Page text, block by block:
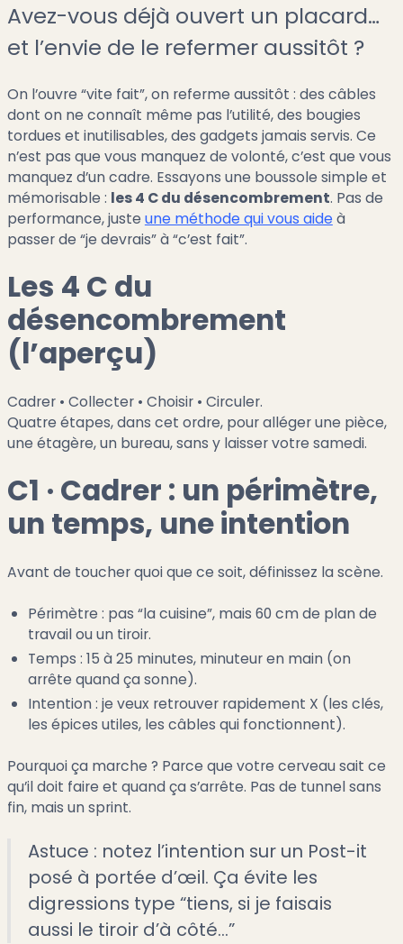
Avez-vous déjà ouvert un placard…
et l’envie de le refermer aussitôt ?
On l’ouvre “vite fait”, on referme aussitôt : des câbles
dont on ne connaît même pas l’utilité, des bougies
tordues et inutilisables, des gadgets jamais servis. Ce
n’est pas que vous manquez de volonté, c’est que vous
manquez d’un cadre. Essayons une boussole simple et
mémorisable : les 4 C du désencombrement. Pas de
performance, juste une méthode qui vous aideà
passer de “je devrais” à “c’est fait”.
Les 4 C du
désencombrement
(l’aperçu)
Cadrer • Collecter • Choisir • Circuler.
Quatre étapes, dans cet ordre, pour alléger une pièce,
une étagère, un bureau, sans y laisser votre samedi.
C1 · Cadrer : un périmètre,
un temps, une intention
Avant de toucher quoi que ce soit, définissez la scène.
Périmètre : pas “la cuisine”, mais 60 cm de plan de
travail ou un tiroir.
Temps : 15 à 25 minutes, minuteur en main (on
arrête quand ça sonne).
Intention : je veux retrouver rapidement X (les clés,
les épices utiles, les câbles qui fonctionnent).
Pourquoi ça marche ? Parce que votre cerveau sait ce
qu’il doit faire et quand ça s’arrête. Pas de tunnel sans
fin, mais un sprint.
Astuce : notez l’intention sur un Post-it
posé à portée d’œil. Ça évite les
digressions type “tiens, si je faisais
aussi le tiroir d’à côté…”